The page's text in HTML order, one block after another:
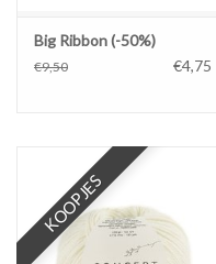
Big Ribbon (-50%)
€9,50 €4,75
KOOPJES